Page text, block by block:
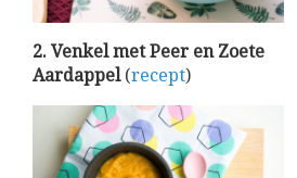
2. Venkel met Peer en Zoete
Aardappel (recept)